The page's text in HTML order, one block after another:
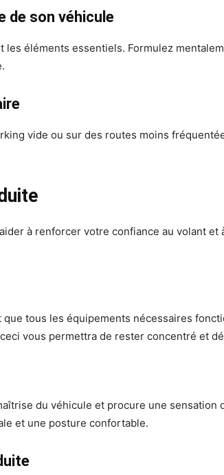
de son véhicule
éléments essentiels. Formulez
vide ou sur des routes moins
à renforcer votre confiance au volant et
tous les équipements nécessaires
vous permettra de rester concentré et
du véhicule et procure une sensation
et une posture confortable.